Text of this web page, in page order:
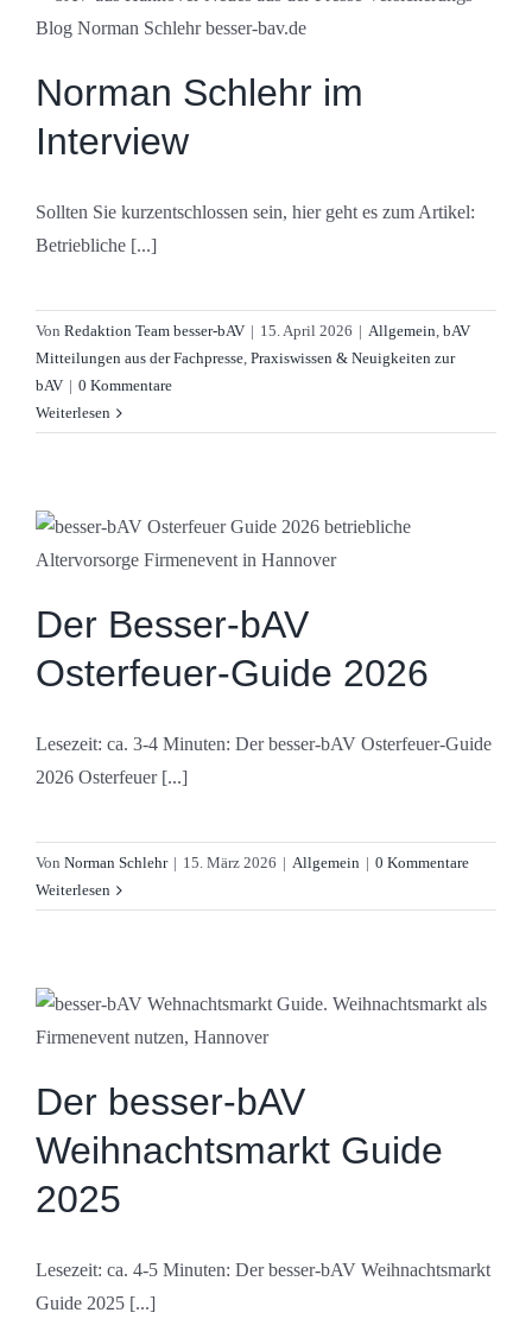
Norman Schlehr im
Interview
Sollten Sie kurzentschlossen sein, hier geht es zum Artikel:
Betriebliche [...]
Von Redaktion Team besser-bAV | 15. April 2026 | Allgemein, bAV
Mitteilungen aus der Fachpresse, Praxiswissen & Neuigkeiten zur
bAV | 0 Kommentare
Weiterlesen
Der Besser-bAV
Osterfeuer-Guide 2026
Lesezeit: ca. 3-4 Minuten: Der besser-bAV Osterfeuer-Guide
2026 Osterfeuer [...]
Von Norman Schlehr | 15. März 2026 | Allgemein | 0 Kommentare
Weiterlesen
Der besser-bAV
Weihnachtsmarkt Guide
2025
Lesezeit: ca. 4-5 Minuten: Der besser-bAV Weihnachtsmarkt
Guide 2025 [...]